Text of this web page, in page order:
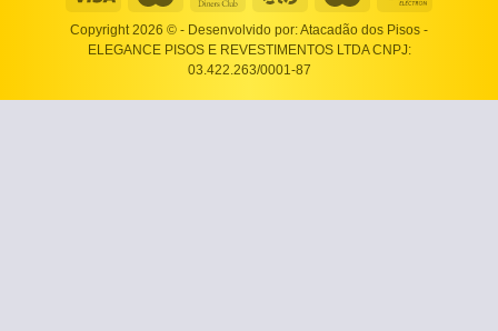
Copyright 2026 © - Desenvolvido por: Atacadão dos Pisos -
ELEGANCE PISOS E REVESTIMENTOS LTDA CNPJ:
03.422.263/0001-87